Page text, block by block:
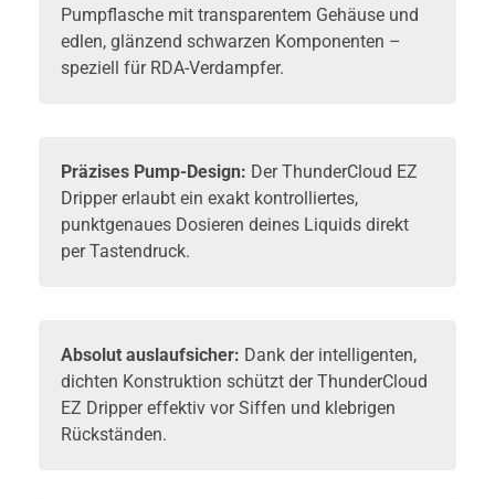
Pumpflasche mit transparentem Gehäuse und
edlen, glänzend schwarzen Komponenten –
speziell für RDA-Verdampfer.
Präzises Pump-Design: Der ThunderCloud EZ
Dripper erlaubt ein exakt kontrolliertes,
punktgenaues Dosieren deines Liquids direkt
per Tastendruck.
Absolut auslaufsicher: Dank der intelligenten,
dichten Konstruktion schützt der ThunderCloud
EZ Dripper effektiv vor Siffen und klebrigen
Rückständen.